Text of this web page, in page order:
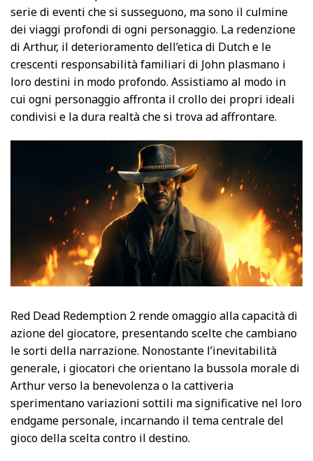
serie di eventi che si susseguono, ma sono il culmine
dei viaggi profondi di ogni personaggio. La redenzione
di Arthur, il deterioramento dell’etica di Dutch e le
crescenti responsabilità familiari di John plasmano i
loro destini in modo profondo. Assistiamo al modo in
cui ogni personaggio affronta il crollo dei propri ideali
condivisi e la dura realtà che si trova ad affrontare.
Red Dead Redemption 2 rende omaggio alla capacità di
azione del giocatore, presentando scelte che cambiano
le sorti della narrazione. Nonostante l’inevitabilità
generale, i giocatori che orientano la bussola morale di
Arthur verso la benevolenza o la cattiveria
sperimentano variazioni sottili ma significative nel loro
endgame personale, incarnando il tema centrale del
gioco della scelta contro il destino.